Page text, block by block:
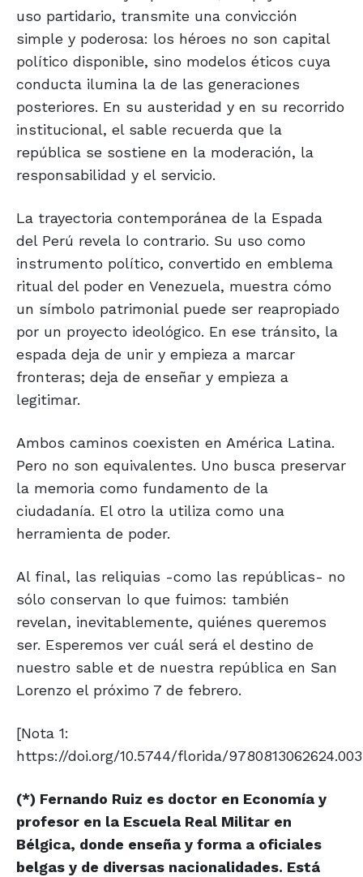
uso partidario, transmite una convicción
simple y poderosa: los héroes no son capital
político disponible, sino modelos éticos cuya
conducta ilumina la de las generaciones
posteriores. En su austeridad y en su recorrido
institucional, el sable recuerda que la
república se sostiene en la moderación, la
responsabilidad y el servicio.
La trayectoria contemporánea de la Espada
del Perú revela lo contrario. Su uso como
instrumento político, convertido en emblema
ritual del poder en Venezuela, muestra cómo
un símbolo patrimonial puede ser reapropiado
por un proyecto ideológico. En ese tránsito, la
espada deja de unir y empieza a marcar
fronteras; deja de enseñar y empieza a
legitimar.
Ambos caminos coexisten en América Latina.
Pero no son equivalentes. Uno busca preservar
la memoria como fundamento de la
ciudadanía. El otro la utiliza como una
herramienta de poder.
Al final, las reliquias -como las repúblicas- no
sólo conservan lo que fuimos: también
revelan, inevitablemente, quiénes queremos
ser. Esperemos ver cuál será el destino de
nuestro sable et de nuestra república en San
Lorenzo el próximo 7 de febrero.
[Nota 1:
https://doi.org/10.5744/florida/
(*) Fernando Ruiz es doctor en Economía y
profesor en la Escuela Real Militar en
Bélgica, donde enseña y forma a oficiales
belgas y de diversas nacionalidades. Está